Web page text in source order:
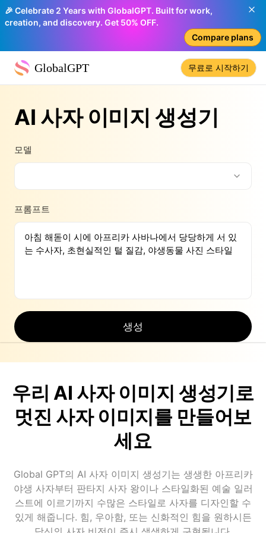
🎉 Celebrate 2 Years with GlobalGPT. Built for work,
creation, and discovery. Get 50% OFF.
Compare plans
GlobalGPT 무료로 시작하기
AI 사자 이미지 생성기
모델
프롬프트
생성
우리 AI 사자 이미지 생성기로
멋진 사자 이미지를 만들어보
세요
Global GPT의 AI 사자 이미지 생성기는 생생한 아프리카
야생 사자부터 판타지 사자 왕이나 스타일화된 예술 일러
스트에 이르기까지 수많은 스타일로 사자를 디자인할 수
있게 해줍니다. 힘, 우아함, 또는 신화적인 힘을 원하시든